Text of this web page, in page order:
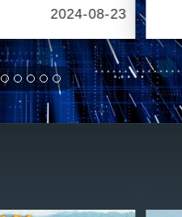
2024-08-23